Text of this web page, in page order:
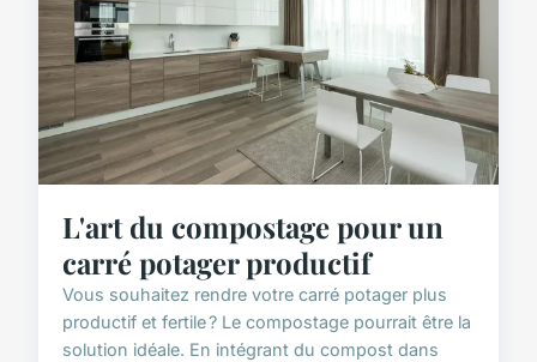
L'art du compostage pour un
carré potager productif
Vous souhaitez rendre votre carré potager plus
productif et fertile ? Le compostage pourrait être la
solution idéale. En intégrant du compost dans